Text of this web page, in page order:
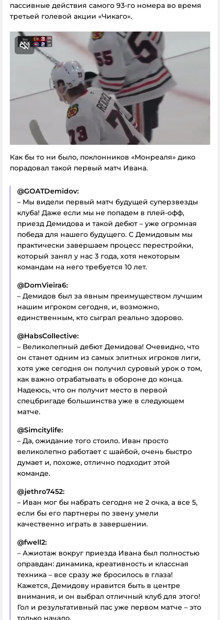
пассивные действия самого 93-го номера во время
третьей голевой акции «Чикаго».
Как бы то ни было, поклонников «Монреаля» дико
порадовал такой первый матч Ивана.
@GOATDemidov:
– Мы видели первый матч будущей суперзвезды
клуба! Даже если мы не попадем в плей-офф,
приезд Демидова и такой дебют – уже огромная
победа для нашего будущего. С Демидовым мы
практически завершаем процесс перестройки,
который занял у нас 3 года, хотя некоторым
командам на него требуется 10 лет.
@DomVieira6:
– Демидов был за явным преимуществом лучшим
нашим игроком сегодня, и, возможно,
единственным, кто сыграл реально здорово.
@HabsCollective:
– Великолепный дебют Демидова! Очевидно, что
он станет одним из самых элитных игроков лиги,
хотя уже сегодня он получил суровый урок о том,
как важно отрабатывать в обороне до конца.
Надеюсь, что он получит место в первой
спецбригаде большинства уже в следующем
матче.
@Simcitylife:
– Да, ожидание того стоило. Иван просто
великолепно работает с шайбой, очень быстро
думает и, похоже, отлично подходит этой
команде.
@jethro7452:
– Иван мог бы набрать сегодня не 2 очка, а все 5,
если бы его партнеры по звену умели
качественно играть в завершении.
@fwell2:
– Ажиотаж вокруг приезда Ивана был полностью
оправдан: динамика, креативность и классная
техника – все сразу же бросилось в глаза!
Кажется, Демидову нравится быть в центре
внимания, и он выбрал отличный клуб для этого!
Гол и результативный пас уже первом матче – это
только начало.